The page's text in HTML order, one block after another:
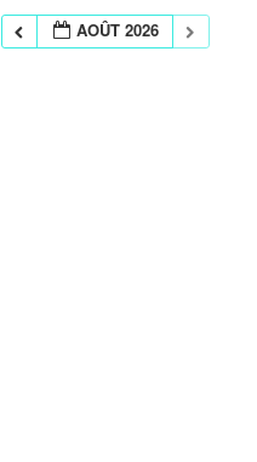
AOÛT 2026